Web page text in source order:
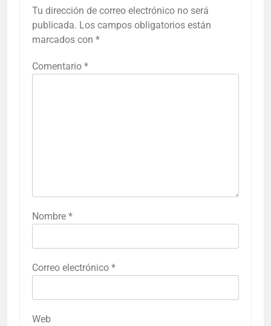
Tu dirección de correo electrónico no será
publicada. Los campos obligatorios están
marcados con *
Comentario *
Nombre *
Correo electrónico *
Web